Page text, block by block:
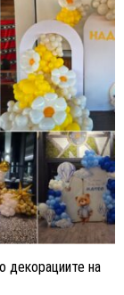
декорациите на